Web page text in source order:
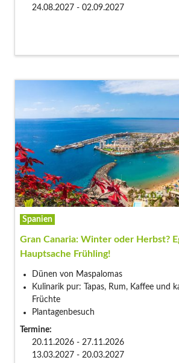
24.08.2027 - 02.09.2027
Spanien
Gran Canaria: Winter oder Herbst?
Hauptsache Frühling!
Dünen von Maspalomas
Kulinarik pur: Tapas, Rum, Kaffee und
Früchte
Plantagenbesuch
Termine:
20.11.2026 - 27.11.2026
13.03.2027 - 20.03.2027